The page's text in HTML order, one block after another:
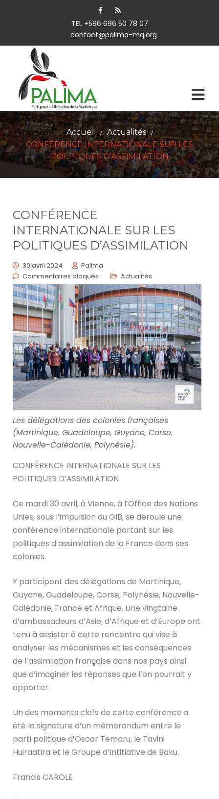
TEL +596 696 50 78 07
contact@palima-mq.org
Accueil / Actualités /
CONFÉRENCE INTERNATIONALE SUR LES
POLITIQUES D’ASSIMILATION
CONFÉRENCE
INTERNATIONALE SUR LES
POLITIQUES D’ASSIMILATION
30 avril 2024
Palima
Commentaires bloqués.
Actualités
Les délégations des colonies françaises
(Martinique, Guadeloupe, Guyane, Corse,
Nouvelle-Calédonie, Polynésie).
CONFÉRENCE INTERNATIONALE SUR LES
POLITIQUES D’ASSIMILATION
Ce mardi 30 avril, à Vienne, à l’Office des Nations
Unies, sous l’impulsion du GIB, se déroule une
conférence internationale portant sur les
politiques d’assimilation de la France dans ses
colonies.
Y participent des délégations de Martinique,
Guyane, Guadeloupe, Corse, Polynésie, Nouvelle-
Calédonie, France et Afrique. Une vingtaine
d’ambassadeurs d’Asie, d’Afrique et d’Europe ont
tenu à assister à cette rencontre qui vise à
analyser les mécanismes et les conséquences
de l’assimilation française dans nos pays ainsi
que d’imaginer les réponses que l’on pourrait y
apporter.
Un des moments clefs de cette conférence a
été la signature d’un mémorandum entre le
parti politique d’Oscar Temaru, le Tavini
Huiraatira et le Groupe d’Intitiative de Baku.
Francis CAROLE